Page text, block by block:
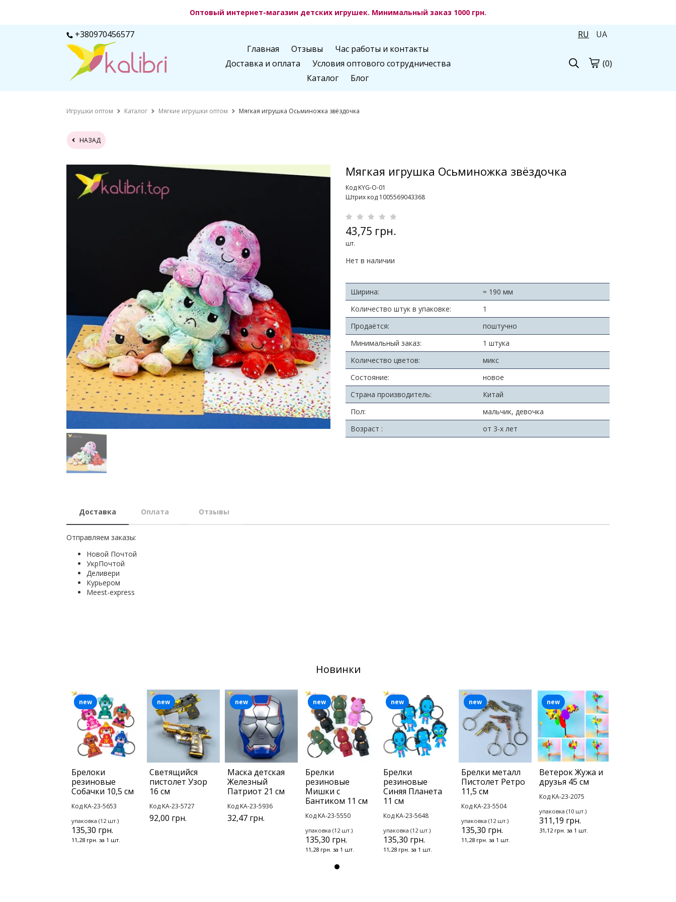
Оптовый интернет-магазин детских игрушек. Минимальный заказ 1000 грн.
+380970456577 RU
UA
Главная
Отзывы
Час работы и контакты
Доставка и оплата
Условия оптового сотрудничества
Каталог
Блог
(0)
Игрушки оптом Каталог Мягкие игрушки оптом Мягкая игрушка Осьминожка звёздочка
НАЗАД
Мягкая игрушка Осьминожка звёздочка
Код KYG-O-01
Штрих код 1005569043368
43,75 грн.
шт.
Нет в наличии
Ширина:
≈ 190 мм
Количество штук в упаковке:
1
Продаётся:
поштучно
Минимальный заказ:
1 штука
Количество цветов:
микс
Состояние:
новое
Страна производитель:
Китай
Пол:
мальчик, девочка
Возраст :
от 3-х лет
Доставка Оплата Отзывы
Отправляем заказы:
Новой Почтой
УкрПочтой
Деливери
Курьером
Мeest-express
Новинки
Брелоки
резиновые
Собачки 10,5 см
Код KA-23-5653
упаковка (12 шт.)
135,30 грн.
11,28 грн. за 1 шт.
new
Светящийся
пистолет Узор
16 см
Код KA-23-5727
92,00 грн.
new
Маска детская
Железный
Патриот 21 см
Код KA-23-5936
32,47 грн.
new
Брелки
резиновые
Мишки с
Бантиком 11 см
Код KA-23-5550
упаковка (12 шт.)
135,30 грн.
11,28 грн. за 1 шт.
new
Брелки
резиновые
Синяя Планета
11 см
Код KA-23-5648
упаковка (12 шт.)
135,30 грн.
11,28 грн. за 1 шт.
new
Брелки металл
Пистолет Ретро
11,5 см
Код KA-23-5504
упаковка (12 шт.)
135,30 грн.
11,28 грн. за 1 шт.
new
Ветерок Жужа и
друзья 45 см
Код KA-23-2075
упаковка (10 шт.)
311,19 грн.
31,12 грн. за 1 шт.
new